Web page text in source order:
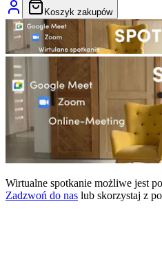
Koszyk zakupów
Wirtualne spotkanie możliwe jest
Zadzwoń do nas lub skorzystaj z